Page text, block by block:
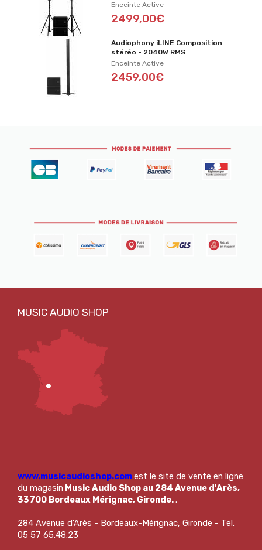
Enceinte Active
2499,00€
Audiophony iLINE Composition
stéréo - 2040W RMS
Enceinte Active
2459,00€
www.musicaudioshop.comest le site de vente en ligne
du magasin Music Audio Shop au 284 Avenue d'Arès,
33700 Bordeaux Mérignac, Gironde..
284 Avenue d'Arès - Bordeaux-Mérignac, Gironde - Tel.
05 57 65.48.23